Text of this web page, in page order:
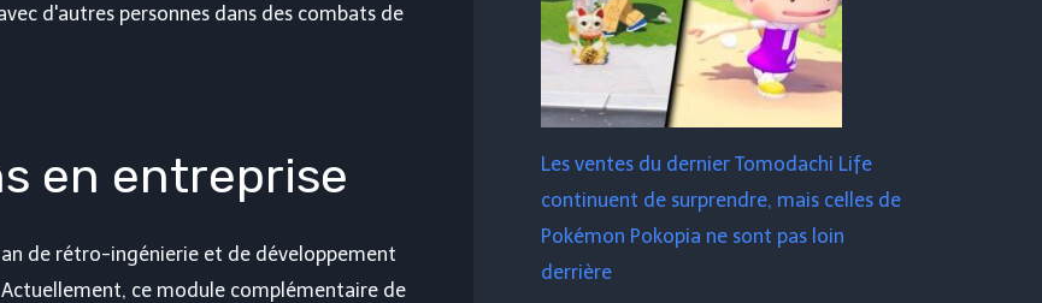
d'autres personnes dans des combats de
en entreprise
de rétro-ingénierie et de développement
ce module complémentaire de
Les ventes du dernier Tomodachi Life
continuent de surprendre, mais celles de
Pokémon Pokopia ne sont pas loin
derrière